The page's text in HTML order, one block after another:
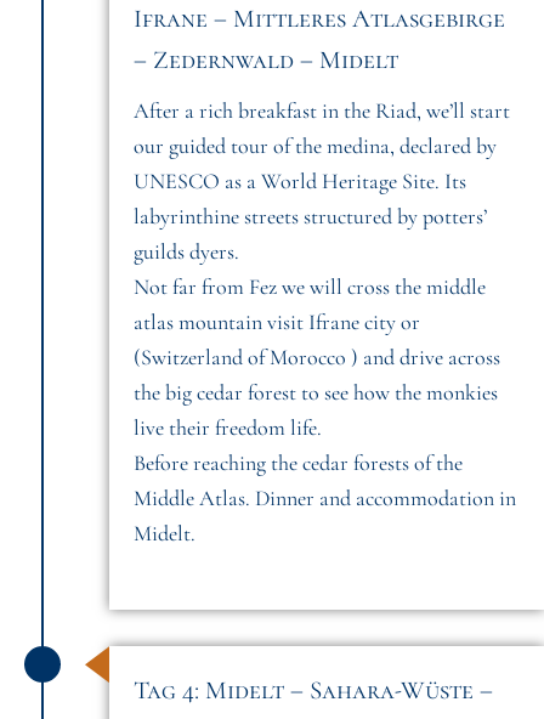
Ifrane – Mittleres Atlasgebirge
– Zedernwald – Midelt
After a rich breakfast in the Riad, we’ll start
our guided tour of the medina, declared by
UNESCO as a World Heritage Site. Its
labyrinthine streets structured by potters’
guilds dyers.
Not far from Fez we will cross the middle
atlas mountain visit Ifrane city or
(Switzerland of Morocco ) and drive across
the big cedar forest to see how the monkies
live their freedom life.
Before reaching the cedar forests of the
Middle Atlas. Dinner and accommodation in
Midelt.
Tag 4: Midelt – Sahara-Wüste –